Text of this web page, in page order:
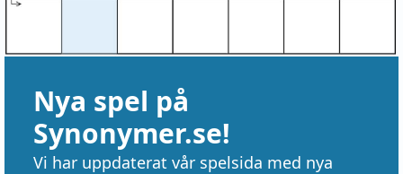
Nya spel på
Synonymer.se!
Vi har uppdaterat vår spelsida med nya